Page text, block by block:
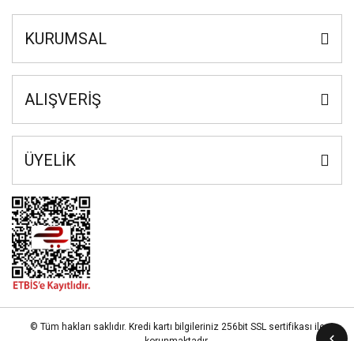
KURUMSAL
ALIŞVERİŞ
ÜYELİK
© Tüm hakları saklıdır. Kredi kartı bilgileriniz 256bit SSL sertifikası ile